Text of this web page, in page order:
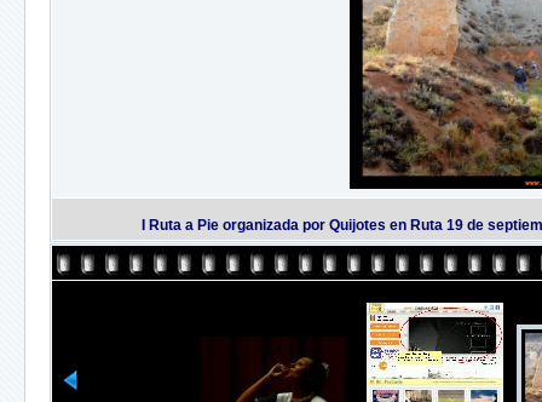
I Ruta a Pie organizada por Quijotes en Ruta 19 de